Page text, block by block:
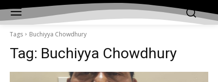
Tags Buchiyya Chowdhury
Tag: Buchiyya Chowdhury